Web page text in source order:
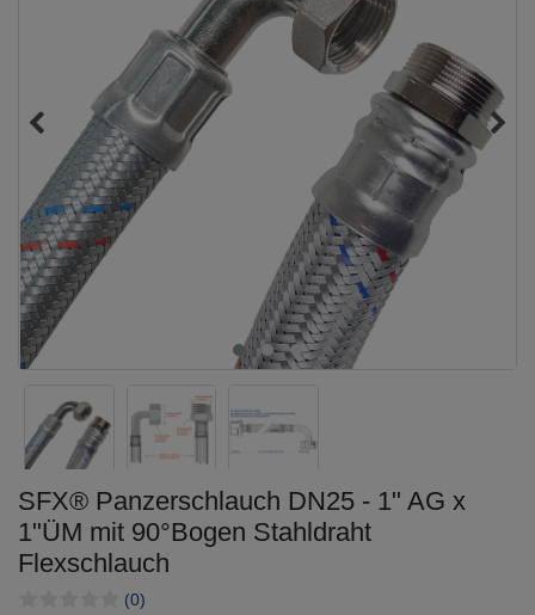
SFX® Panzerschlauch DN25 - 1" AG x
1"ÜM mit 90°Bogen Stahldraht
Flexschlauch
(0)